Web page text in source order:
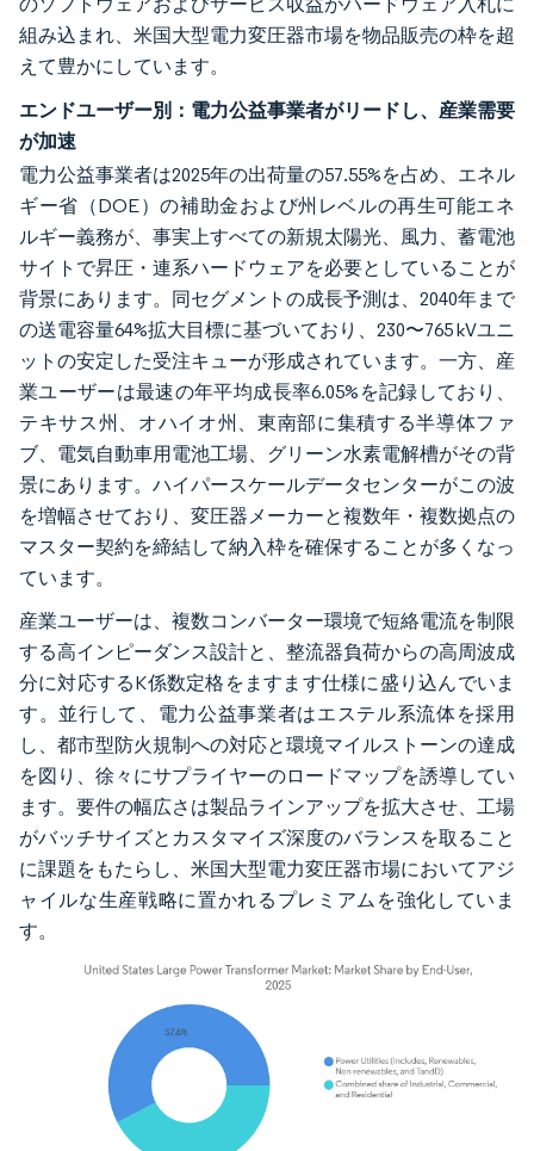
組み込まれ、米国大型電力変圧器市場を物品販売の枠を超
えて豊かにしています。
エンドユーザー別：電力公益事業者がリードし、産業需要
が加速
電力公益事業者は2025年の出荷量の57.55%を占め、エネル
ギー省（DOE）の補助金および州レベルの再生可能エネ
ルギー義務が、事実上すべての新規太陽光、風力、蓄電池
サイトで昇圧・連系ハードウェアを必要としていることが
背景にあります。同セグメントの成長予測は、2040年まで
の送電容量64%拡大目標に基づいており、230〜765 kVユニ
ットの安定した受注キューが形成されています。一方、産
業ユーザーは最速の年平均成長率6.05%を記録しており、
テキサス州、オハイオ州、東南部に集積する半導体ファ
ブ、電気自動車用電池工場、グリーン水素電解槽がその背
景にあります。ハイパースケールデータセンターがこの波
を増幅させており、変圧器メーカーと複数年・複数拠点の
マスター契約を締結して納入枠を確保することが多くなっ
ています。
産業ユーザーは、複数コンバーター環境で短絡電流を制限
する高インピーダンス設計と、整流器負荷からの高周波成
分に対応するK係数定格をますます仕様に盛り込んでいま
す。並行して、電力公益事業者はエステル系流体を採用
し、都市型防火規制への対応と環境マイルストーンの達成
を図り、徐々にサプライヤーのロードマップを誘導してい
ます。要件の幅広さは製品ラインアップを拡大させ、工場
がバッチサイズとカスタマイズ深度のバランスを取ること
に課題をもたらし、米国大型電力変圧器市場においてアジ
ャイルな生産戦略に置かれるプレミアムを強化していま
す。